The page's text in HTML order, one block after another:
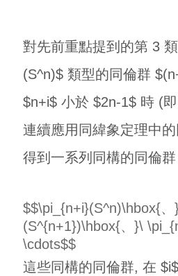
對先前重點提到的第 3
(S^n)$ 類型的同倫群
$n+i$ 小於 $2n-1$ 時 (
連續應用同緯象定理中
得到一系列同構的同倫群
$$\pi_{n+i}(S^n)\hbox{
(S^{n+1})\hbox{、}\
\cdots$$
這些同構的同倫群, 在